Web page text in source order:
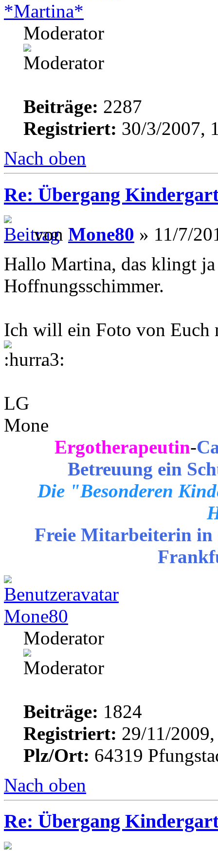
*Martina*
Moderator
Beiträge: 2287
Registriert: 30/3/2007,
Nach oben
Re: Übergang
von Mone80 » 11/7/
Hallo Martina, das klingt ja
Hoffnungsschimmer.
Ich will ein Foto von Euch
.
LG
Mone
Ergotherapeutin-
Betreuung ein
Die "Besonderen
Freie Mitarbeiterin in
Mone80
Moderator
Beiträge: 1824
Registriert: 29/11/
Plz/Ort: 64319
Nach oben
Re: Übergang